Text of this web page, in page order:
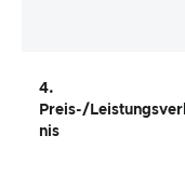
4.
Preis-/
nis